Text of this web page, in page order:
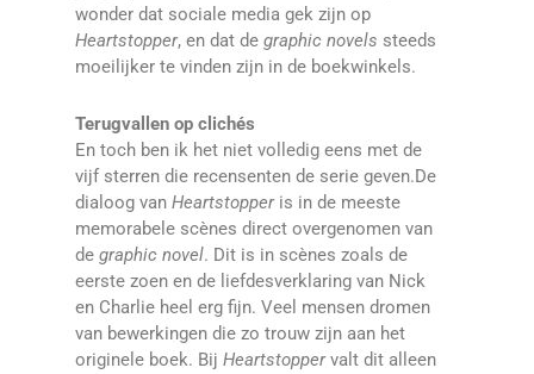
wonder dat sociale media gek zijn op
Heartstopper, en dat de graphic novels steeds
moeilijker te vinden zijn in de boekwinkels.
Terugvallen op clichés
En toch ben ik het niet volledig eens met de
vijf sterren die recensenten de serie geven.De
dialoog van Heartstopper is in de meeste
memorabele scènes direct overgenomen van
de graphic novel. Dit is in scènes zoals de
eerste zoen en de liefdesverklaring van Nick
en Charlie heel erg fijn. Veel mensen dromen
van bewerkingen die zo trouw zijn aan het
originele boek. Bij Heartstoppervalt dit alleen